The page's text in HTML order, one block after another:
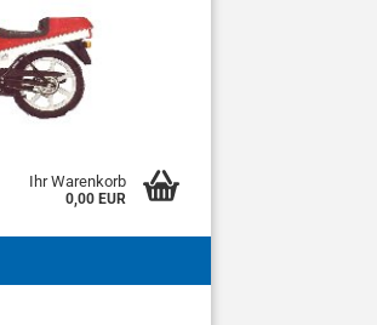
Ihr Warenkorb
0,00 EUR